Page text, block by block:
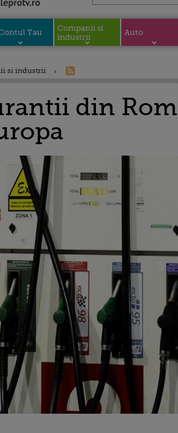
Tau
Companii si
industrii
Auto
si industrii
din